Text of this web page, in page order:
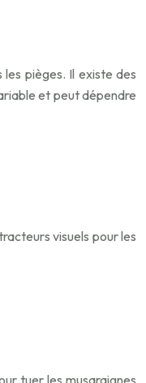
pièges. Il existe des
et peut dépendre
visuels pour les
tuer les musaraignes